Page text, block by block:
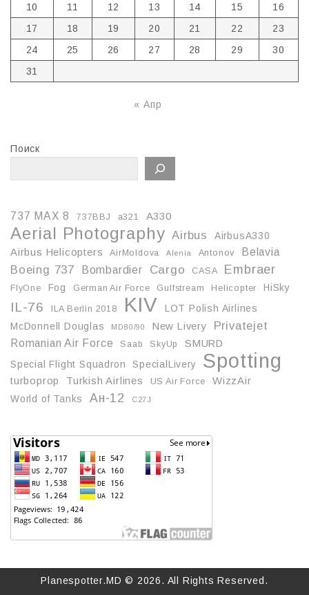
10
11 12 13 14 15
16
17
18 19 20 21 22
23
24
25 26 27 28 29
30
31
« Апр
Поиск
737 MAX 8 737BBJ a321 A330
Aerial Photography Airbus
AirbusA330
Airbus Helicopters
AirMoldova Alenia Antonov Belavia
Boeing 737 Bombardier Cargo CASA Embraer
FlyOne Fog German Air Force Gulfstream Helicopter HiSky
IL-76 ILA Berlin 2018 KIV
LOT Polish Airlines
McDonnell Douglas
MD80/90 New Livery Privatejet
Romanian Air Force Saab SkyUp
SMURD
Special Flight Squadron
SpecialLivery Spotting
turboprop Turkish Airlines US Air Force
WizzAir
World of Tanks
Ан-12 С27J
Planespotter.MD © 2026. All Rights Reserved.